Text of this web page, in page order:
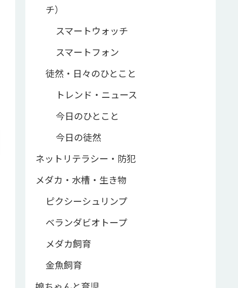
チ）
スマートウォッチ
スマートフォン
徒然・日々のひとこと
トレンド・ニュース
今日のひとこと
今日の徒然
ネットリテラシー・防犯
メダカ・水槽・生き物
ピクシーシュリンプ
ベランダビオトープ
メダカ飼育
金魚飼育